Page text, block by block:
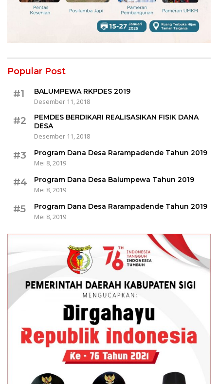
Popular Post
#1
BALUMPEWA RKPDES 2019
Desember 11, 2018
#2
PEMDES BERDIKARI REALISASIKAN FISIK DANA
DESA
Desember 11, 2018
#3
Program Dana Desa Rarampadende Tahun 2019
Mei 8, 2019
#4
Program Dana Desa Balumpewa Tahun 2019
Mei 8, 2019
#5
Program Dana Desa Rarampadende Tahun 2019
Mei 8, 2019